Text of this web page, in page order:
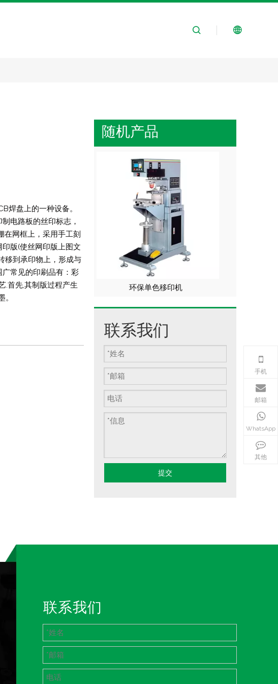
焊盘上的一种设备。
电路板的丝印标志，
在网框上，采用手工刻
版(使丝网印版上图文
移到承印物上，形成与
常见的印刷品有：彩
首先,其制版过程产生
随机产品
环保单色移印机 单色滚印机
联系我们
提交
手机
邮箱
WhatsApp
其他
联系我们